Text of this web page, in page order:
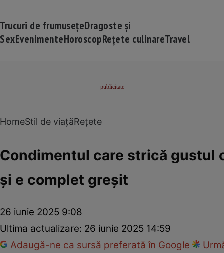
Trucuri de frumusețeDragoste și
SexEvenimenteHoroscopRețete culinareTravel
HomeStil de viațăRețete
Condimentul care strică gustul
și e complet greșit
26 iunie 2025 9:08
Ultima actualizare: 26 iunie 2025 14:59
Adaugă-ne ca sursă preferată în Google